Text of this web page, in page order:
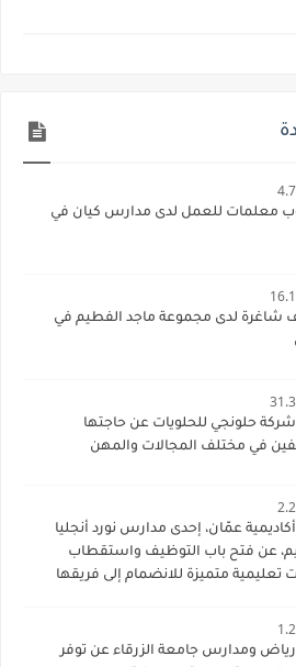
معلمات للعمل لدى مدارس كيان في
شاغرة لدى مجموعة ماجد الفطيم في
حلونجي للحلويات عن حاجتها
في مختلف المجالات والمهن
عمّان، إحدى مدارس نورد أنجليا
عن فتح باب التوظيف واستقطاب
تعليمية متميزة للانضمام إلى فريقها
ومدارس جامعة الزرقاء عن توفر